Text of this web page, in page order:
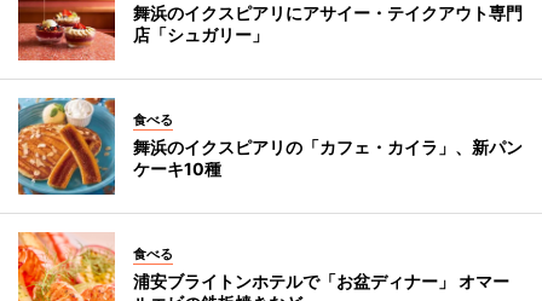
舞浜のイクスピアリにアサイー・テイクアウト専門
店「シュガリー」
食べる
舞浜のイクスピアリの「カフェ・カイラ」、新パン
ケーキ10種
食べる
浦安ブライトンホテルで「お盆ディナー」 オマー